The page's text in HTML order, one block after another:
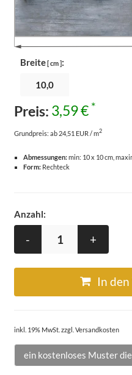
Breite[ cm ]:
Preis: 3,59 € *
Grundpreis: ab 24,51 EUR / m2
Abmessungen:min: 10 x 10 cm,
Form:Rechteck
Anzahl:
- +
In
inkl. 19% MwSt. zzgl. Versandkosten
ein kostenloses Muster